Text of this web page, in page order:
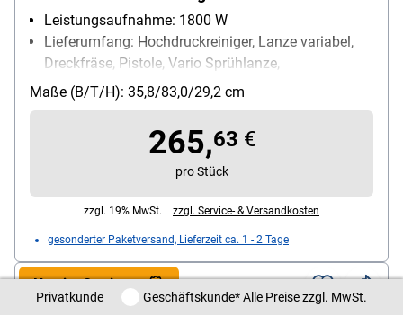
Leistungsaufnahme: 1800 W
Lieferumfang: Hochdruckreiniger, Lanze variabel,
Dreckfräse, Pistole, Vario Sprühlanze,
Verbindungsstück mit Wasserfilter, Außen-Innen-
Anschlussset
Aktionsradius: 10 m
Maße (B/T/H): 35,8/83,0/29,2 cm
265,63 €
pro Stück
zzgl. 19% MwSt. | zzgl. Service- & Versandkosten
gesonderter Paketversand, Lieferzeit ca. 1 - 2 Tage
Neu im Sortiment
PrivatkundePrivatkunde / Geschäftskunde
Geschäftskunde* Alle Preise zzgl. MwSt.